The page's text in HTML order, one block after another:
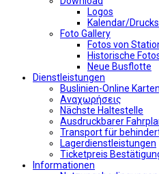
Logos
Kalendar/
Foto Gallery
Fotos von
Historische
Neue Busflotte
Dienstleistungen
Buslinien-Online
Αναχωρήσεις
Nächste Haltestelle
Αusdruckbarer
Transport für
Lagerdienstleistungen
Ticketpreis
Informationen